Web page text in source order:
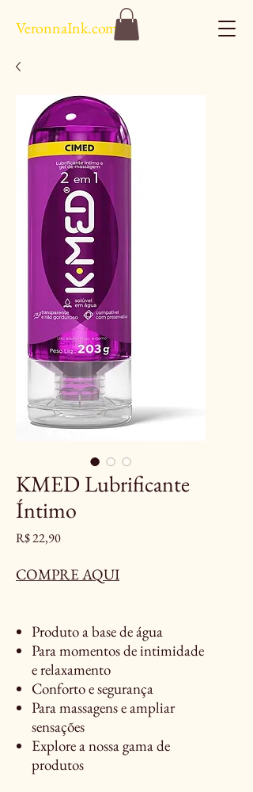
VeronnaInk.com
KMED Lubrificante
Íntimo
R$ 22,90Preço
COMPRE AQUI
Produto a base de água
Para momentos de intimidade
e relaxamento
Conforto e segurança
Para massagens e ampliar
sensações
Explore a nossa gama de
produtos